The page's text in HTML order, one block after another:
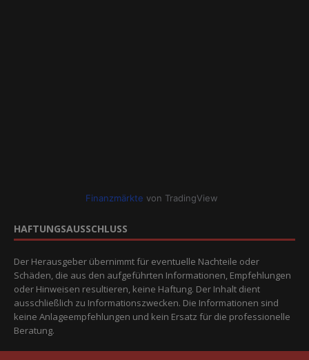
Finanzmärkte von TradingView
HAFTUNGSAUSSCHLUSS
Der Herausgeber übernimmt für eventuelle Nachteile oder
Schäden, die aus den aufgeführten Informationen, Empfehlungen
oder Hinweisen resultieren, keine Haftung. Der Inhalt dient
ausschließlich zu Informationszwecken. Die Informationen sind
keine Anlageempfehlungen und kein Ersatz für die professionelle
Beratung.